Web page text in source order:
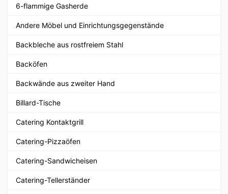
6-flammige Gasherde
Andere Möbel und Einrichtungsgegenstände
Backbleche aus rostfreiem Stahl
Backöfen
Backwände aus zweiter Hand
Billard-Tische
Catering Kontaktgrill
Catering-Pizzaöfen
Catering-Sandwicheisen
Catering-Tellerständer